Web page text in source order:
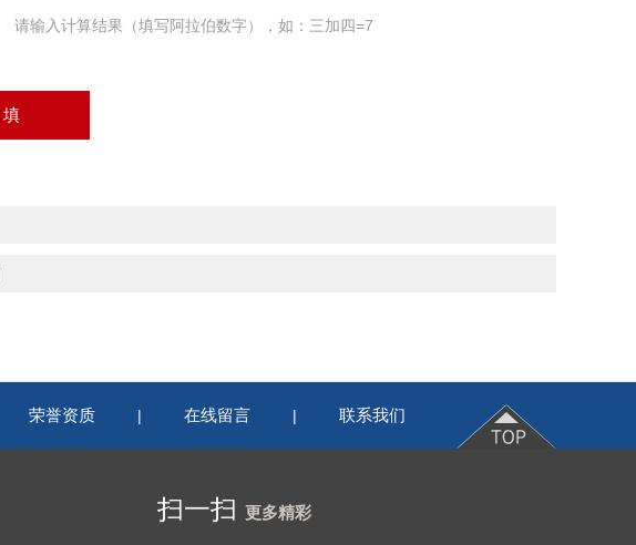
请输入计算结果（填写阿拉伯数字），如：三加四=7
荣誉资质 | 在线留言 | 联系我们
扫一扫 更多精彩